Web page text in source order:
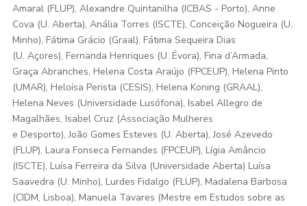
Amaral (FLUP), Alexandre Quintanilha (ICBAS - Porto), Anne
Cova (U. Aberta), Anália Torres (ISCTE), Conceição Nogueira (U.
Minho), Fátima Grácio (Graal), Fátima Sequeira Dias
(U. Açores), Fernanda Henriques (U. Évora), Fina d’Armada,
Graça Abranches, Helena Costa Araújo (FPCEUP), Helena Pinto
(UMAR), Heloísa Perista (CESIS), Helena Koning (GRAAL),
Helena Neves (Universidade Lusófona), Isabel Allegro de
Magalhães, Isabel Cruz (Associação Mulheres
e Desporto), João Gomes Esteves (U. Aberta), José Azevedo
(FLUP), Laura Fonseca Fernandes (FPCEUP), Lígia Amâncio
(ISCTE), Luísa Ferreira da Silva (Universidade Aberta) Luísa
Saavedra (U. Minho), Lurdes Fidalgo (FLUP), Madalena Barbosa
(CIDM, Lisboa), Manuela Tavares (Mestre em Estudos sobre as